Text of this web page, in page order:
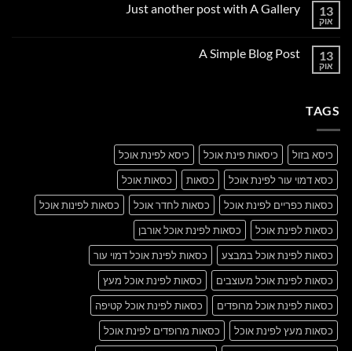
Welcome
13
אוק
Just another post with A Gallery
Just
13
אוק
A Simple Blog Post
TAGS
כיסא בזול כיסאות פינת אוכל
כיסא לפינת אוכל
כסא דמוי עור לפינת אוכל
כסאות
כסאות אוכל
כסאות כפריים לפינת אוכל
כסאות לחדר אוכל
כסאות לפינות אוכל
כסאות לפינת אוכל
כסאות לפינת אוכל אורבן
כסאות לפינת אוכל במבצע
כסאות לפינת אוכל דמוי עור
כסאות לפינת אוכל מעוצבים
כסאות לפינת אוכל מעץ
כסאות לפינת אוכל מרופדים
כסאות לפינת אוכל קטיפה
כסאות מעץ לפינת אוכל
כסאות מרופדים לפינת אוכל